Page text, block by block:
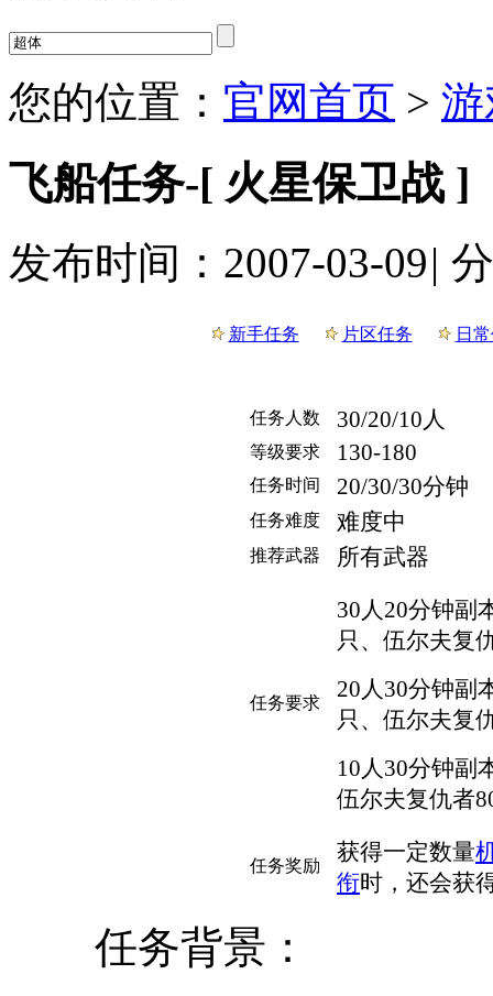
您的位置： 官网首页 >
飞船任务-[ 火星保卫战 ]
发布时间：2007-03-09|
新手任务 片区任务 日
任务人数 30/20/10人
等级要求 130-180
任务时间 20/30/30分钟
任务难度 难度中
推荐武器 所有武器
任务要求
30人20分钟副
只、伍尔夫复
20人30分钟副
只、伍尔夫复
10人30分钟副
伍尔夫复仇者
任务奖励
获得一定数量
衔时，还会获
任务背景：